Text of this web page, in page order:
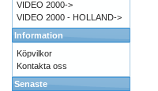
VIDEO 2000->
VIDEO 2000 - HOLLAND->
Information
Köpvilkor
Kontakta oss
Senaste